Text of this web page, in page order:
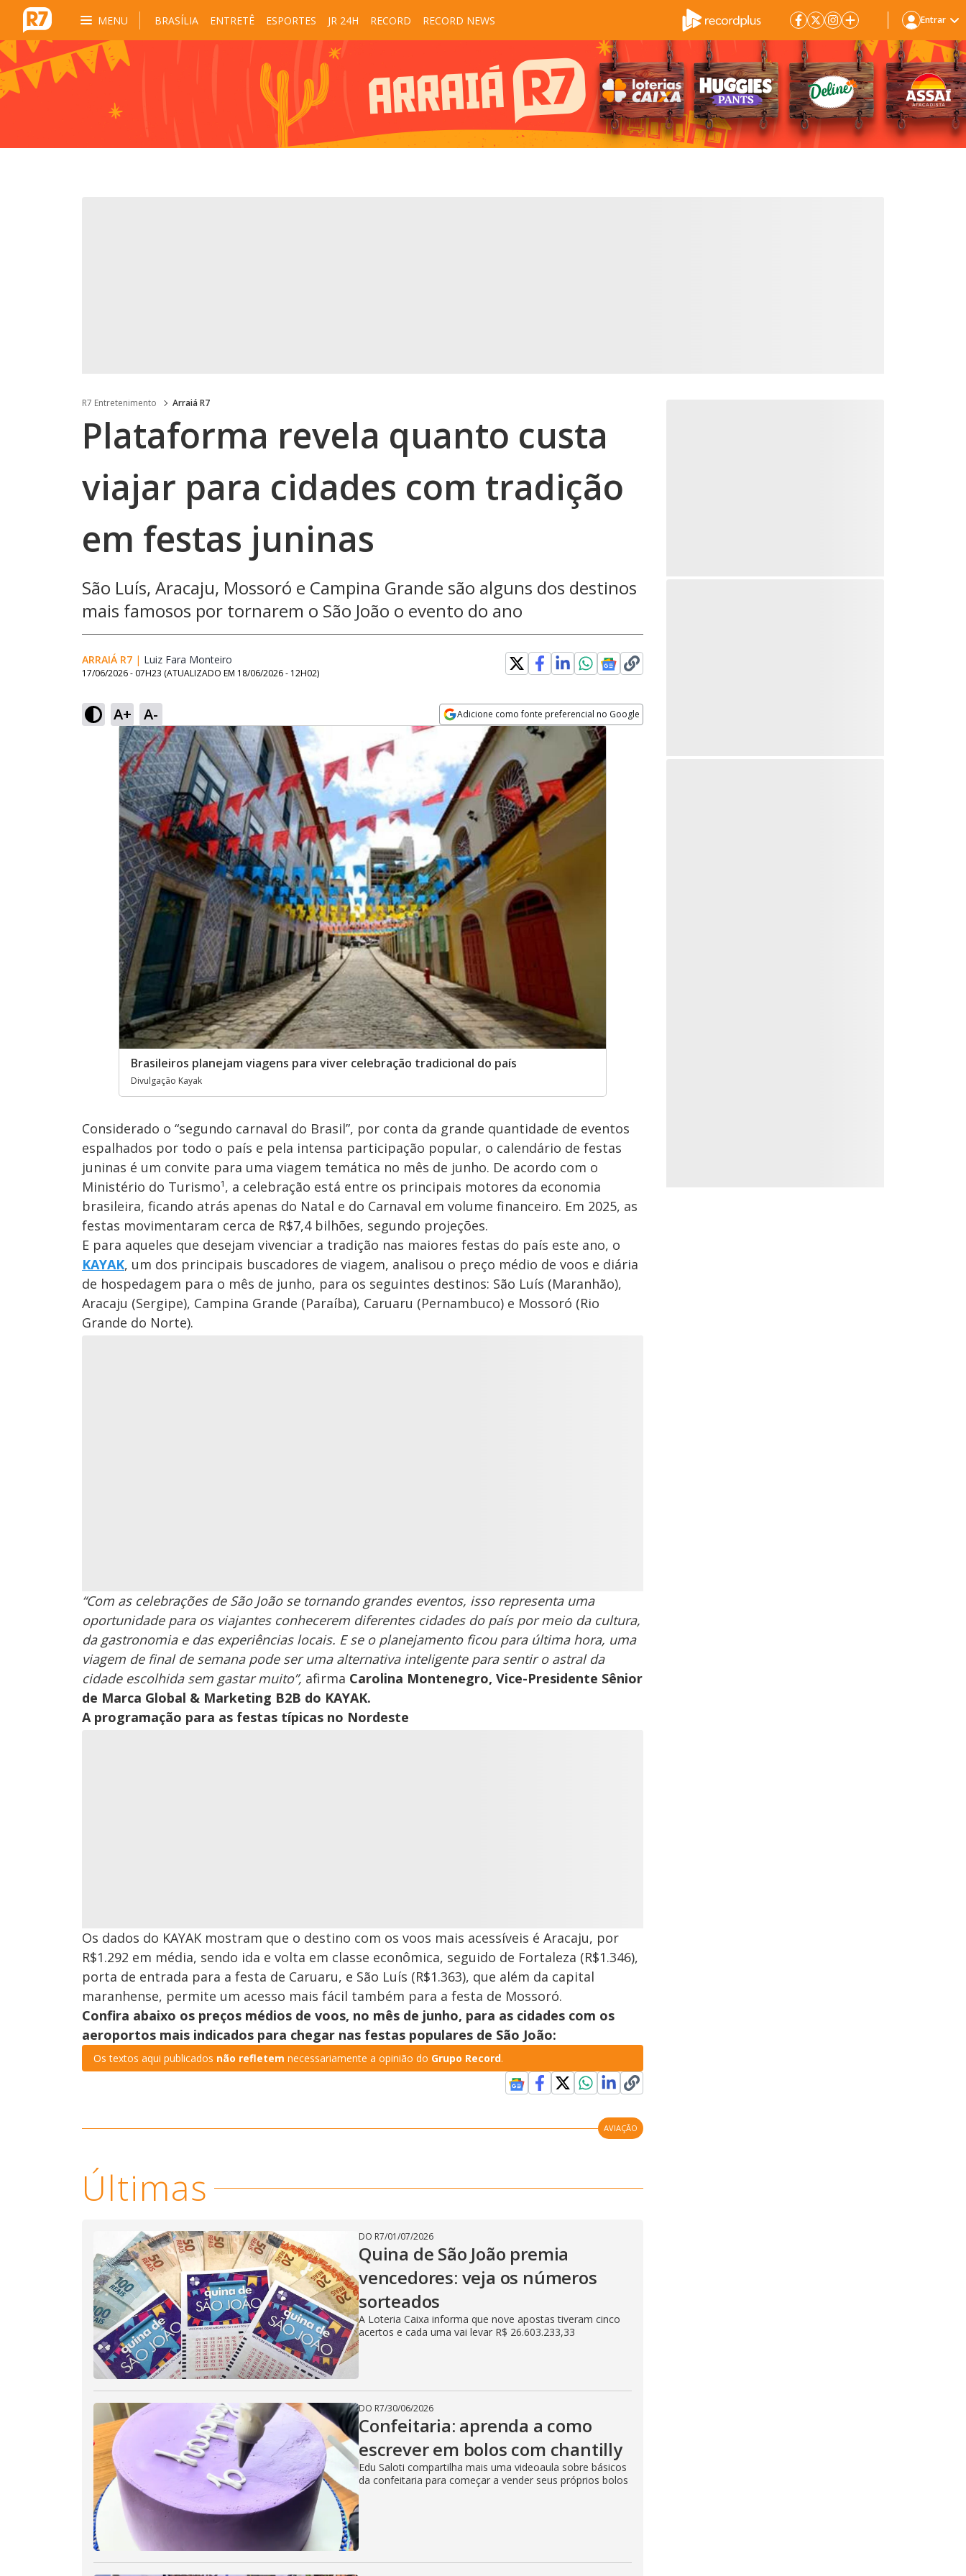
MENU BRASÍLIA ENTRETÊ ESPORTES JR 24H RECORD RECORD NEWS Entrar
R7 Entretenimento Arraiá R7
Plataforma revela quanto custa
viajar para cidades com tradição
em festas juninas
São Luís, Aracaju, Mossoró e Campina Grande são alguns dos destinos
mais famosos por tornarem o São João o evento do ano
ARRAIÁ R7 | Luiz Fara Monteiro
17/06/2026 - 07H23 (ATUALIZADO EM 18/06/2026 - 12H02)
A+ A- Adicione como fonte preferencial no Google
Opens in new window
Brasileiros planejam viagens para viver celebração tradicional do país
Divulgação Kayak
Considerado o “segundo carnaval do Brasil”, por conta da grande quantidade de eventos
espalhados por todo o país e pela intensa participação popular, o calendário de festas
juninas é um convite para uma viagem temática no mês de junho. De acordo com o
Ministério do Turismo¹, a celebração está entre os principais motores da economia
brasileira, ficando atrás apenas do Natal e do Carnaval em volume financeiro. Em 2025, as
festas movimentaram cerca de R$7,4 bilhões, segundo projeções.
E para aqueles que desejam vivenciar a tradição nas maiores festas do país este ano, o
KAYAK, um dos principais buscadores de viagem, analisou o preço médio de voos e diária
de hospedagem para o mês de junho, para os seguintes destinos: São Luís (Maranhão),
Aracaju (Sergipe), Campina Grande (Paraíba), Caruaru (Pernambuco) e Mossoró (Rio
Grande do Norte).
“Com as celebrações de São João se tornando grandes eventos, isso representa uma
oportunidade para os viajantes conhecerem diferentes cidades do país por meio da cultura,
da gastronomia e das experiências locais. E se o planejamento ficou para última hora, uma
viagem de final de semana pode ser uma alternativa inteligente para sentir o astral da
cidade escolhida sem gastar muito”, afirma Carolina Montenegro, Vice-Presidente Sênior
de Marca Global & Marketing B2B do KAYAK.
A programação para as festas típicas no Nordeste
Os dados do KAYAK mostram que o destino com os voos mais acessíveis é Aracaju, por
R$1.292 em média, sendo ida e volta em classe econômica, seguido de Fortaleza (R$1.346),
porta de entrada para a festa de Caruaru, e São Luís (R$1.363), que além da capital
maranhense, permite um acesso mais fácil também para a festa de Mossoró.
Confira abaixo os preços médios de voos, no mês de junho, para as cidades com os
aeroportos mais indicados para chegar nas festas populares de São João:
Os textos aqui publicados não refletem necessariamente a opinião do Grupo Record.
AVIAÇÃO
Últimas
DO R7/01/07/2026
Quina de São João premia
vencedores: veja os números
sorteados
A Loteria Caixa informa que nove apostas tiveram cinco
acertos e cada uma vai levar R$ 26.603.233,33
DO R7/30/06/2026
Confeitaria: aprenda a como
escrever em bolos com chantilly
Edu Saloti compartilha mais uma videoaula sobre básicos
da confeitaria para começar a vender seus próprios bolos